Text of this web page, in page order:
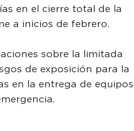
en el cierre total de la
a inicios de febrero.
sobre la limitada
de exposición para la
en la entrega de equipos